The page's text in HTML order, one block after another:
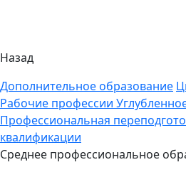
Назад
Дополнительное образование
Рабочие профессии
Профессиональная
квалификации
Среднее профессиональное